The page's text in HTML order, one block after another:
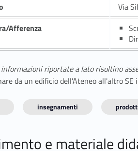
Via
Afferenza
informazioni riportate a lato risultino
da un edificio dell'Ateneo all'altro
insegnamenti
e materiale